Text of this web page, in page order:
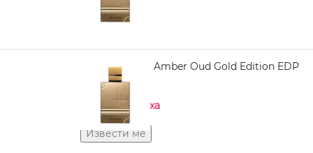
3.630,00
AL HARAMAIN Amber Oud Gold Edition EDP
120 ml
Нема на залиха